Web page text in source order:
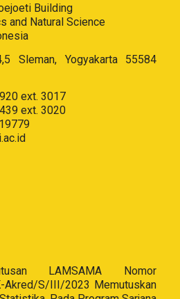
Building
and Natural Science
Sleman, Yogyakarta 55584
ext. 3017
ext. 3020
LAMSAMA Nomor
Akred/S/III/2023 Memutuskan